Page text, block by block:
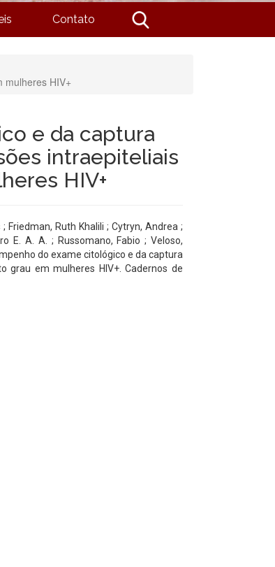
Contato
mulheres HIV+
e da captura
intraepiteliais
HIV+
Friedman, Ruth Khalili ; Cytryn, Andrea ;
E. A. A. ; Russomano, Fabio ; Veloso,
do exame citológico e da captura
grau em mulheres HIV+. Cadernos de